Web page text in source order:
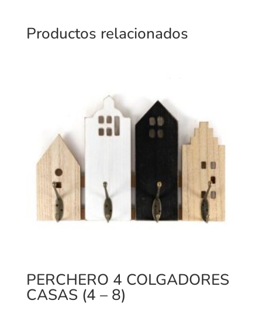
Productos relacionados
PERCHERO 4 COLGADORES
CASAS (4 – 8)